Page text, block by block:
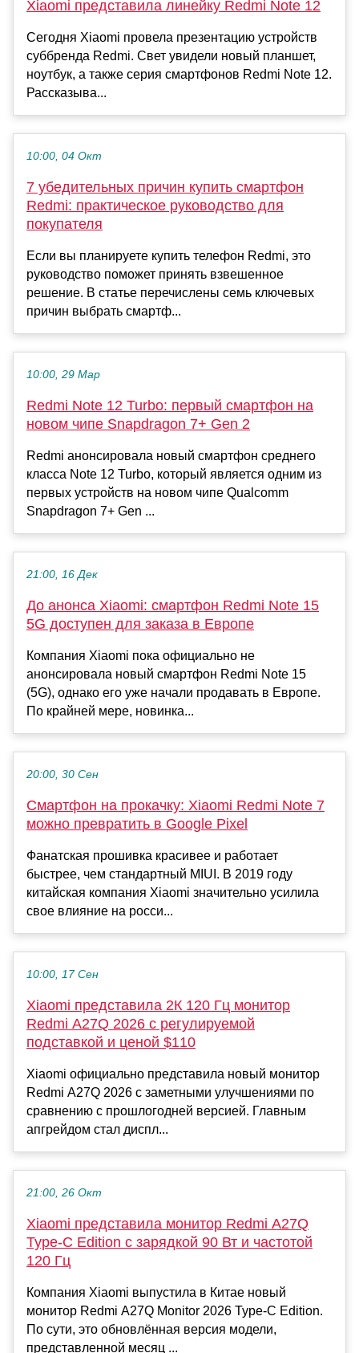
Xiaomi представила линейку Redmi Note 12
Сегодня Xiaomi провела презентацию устройств
суббренда Redmi. Свет увидели новый планшет,
ноутбук, а также серия смартфонов Redmi Note 12.
Рассказыва...
10:00, 04 Окт
7 убедительных причин купить смартфон
Redmi: практическое руководство для
покупателя
Если вы планируете купить телефон Redmi, это
руководство поможет принять взвешенное
решение. В статье перечислены семь ключевых
причин выбрать смартф...
10:00, 29 Мар
Redmi Note 12 Turbo: первый смартфон на
новом чипе Snapdragon 7+ Gen 2
Redmi анонсировала новый смартфон среднего
класса Note 12 Turbo, который является одним из
первых устройств на новом чипе Qualcomm
Snapdragon 7+ Gen ...
21:00, 16 Дек
До анонса Xiaomi: смартфон Redmi Note 15
5G доступен для заказа в Европе
Компания Xiaomi пока официально не
анонсировала новый смартфон Redmi Note 15
(5G), однако его уже начали продавать в Европе.
По крайней мере, новинка...
20:00, 30 Сен
Смартфон на прокачку: Xiaomi Redmi Note 7
можно превратить в Google Pixel
Фанатская прошивка красивее и работает
быстрее, чем стандартный MIUI. В 2019 году
китайская компания Xiaomi значительно усилила
свое влияние на росси...
10:00, 17 Сен
Xiaomi представила 2К 120 Гц монитор
Redmi A27Q 2026 с регулируемой
подставкой и ценой $110
Xiaomi официально представила новый монитор
Redmi A27Q 2026 с заметными улучшениями по
сравнению с прошлогодней версией. Главным
апгрейдом стал диспл...
21:00, 26 Окт
Xiaomi представила монитор Redmi A27Q
Type-C Edition с зарядкой 90 Вт и частотой
120 Гц
Компания Xiaomi выпустила в Китае новый
монитор Redmi A27Q Monitor 2026 Type-C Edition.
По сути, это обновлённая версия модели,
представленной месяц ...